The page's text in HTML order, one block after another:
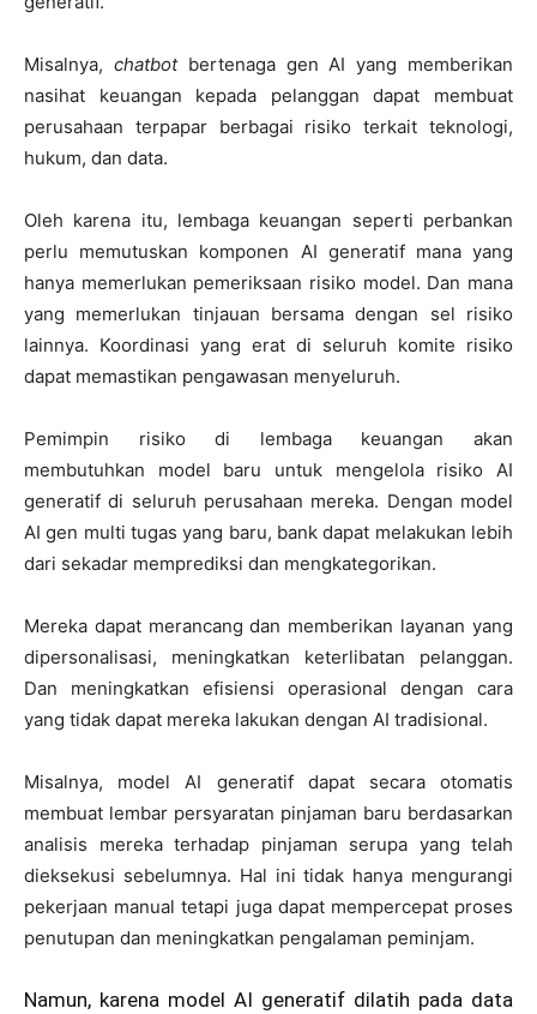
Misalnya, chatbotbertenaga gen AI yang memberikan
nasihat keuangan kepada pelanggan dapat membuat
perusahaan terpapar berbagai risiko terkait teknologi,
hukum, dan data.
Oleh karena itu, lembaga keuangan seperti perbankan
perlu memutuskan komponen AI generatif mana yang
hanya memerlukan pemeriksaan risiko model. Dan mana
yang memerlukan tinjauan bersama dengan sel risiko
lainnya. Koordinasi yang erat di seluruh komite risiko
dapat memastikan pengawasan menyeluruh.
Pemimpin risiko di lembaga keuangan akan
membutuhkan model baru untuk mengelola risiko AI
generatif di seluruh perusahaan mereka. Dengan model
AI gen multi tugas yang baru, bank dapat melakukan lebih
dari sekadar memprediksi dan mengkategorikan.
Mereka dapat merancang dan memberikan layanan yang
dipersonalisasi, meningkatkan keterlibatan pelanggan.
Dan meningkatkan efisiensi operasional dengan cara
yang tidak dapat mereka lakukan dengan AI tradisional.
Misalnya, model AI generatif dapat secara otomatis
membuat lembar persyaratan pinjaman baru berdasarkan
analisis mereka terhadap pinjaman serupa yang telah
dieksekusi sebelumnya. Hal ini tidak hanya mengurangi
pekerjaan manual tetapi juga dapat mempercepat proses
penutupan dan meningkatkan pengalaman peminjam.
Namun, karena model AI generatif dilatih pada data